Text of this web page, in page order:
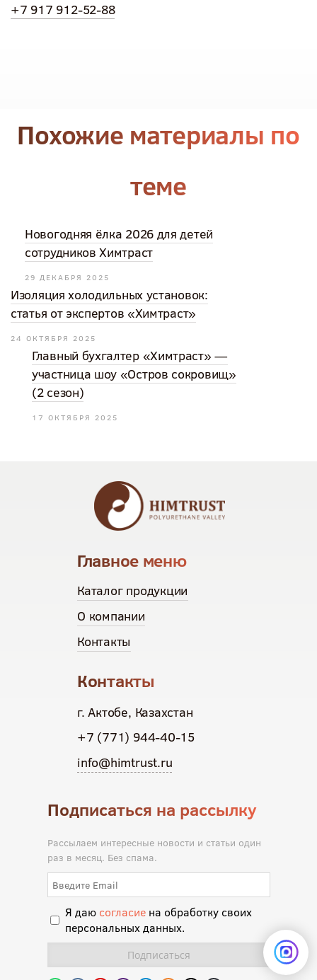
+7 917 912-52-88
Похожие материалы по
теме
Новогодняя ёлка 2026 для детей
сотрудников Химтраст
29 ДЕКАБРЯ 2025
Изоляция холодильных установок:
статья от экспертов «Химтраст»
24 ОКТЯБРЯ 2025
Главный бухгалтер «Химтраст» —
участница шоу «Остров сокровищ»
(2 сезон)
17 ОКТЯБРЯ 2025
Главное меню
Каталог продукции
О компании
Контакты
Контакты
г. Актобе, Казахстан
+7 (771) 944-40-15
info@himtrust.ru
Подписаться на рассылку
Рассылаем интересные новости и статьи один
раз в месяц. Без спама.
Я даю согласиена обработку своих
персональных данных.